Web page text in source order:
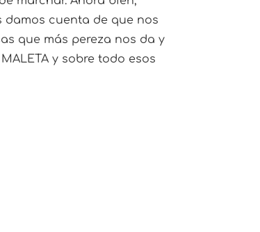
cuenta de que nos
que más pereza nos da y
y sobre todo esos